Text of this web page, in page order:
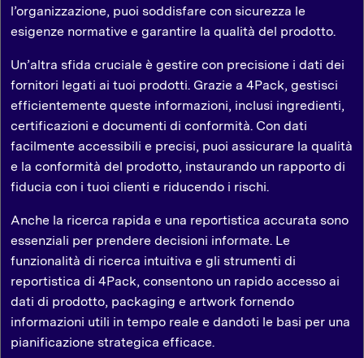
l’organizzazione, puoi soddisfare con sicurezza le
esigenze normative e garantire la qualità del prodotto.
Un’altra sfida cruciale è gestire con precisione i dati dei
fornitori legati ai tuoi prodotti. Grazie a 4Pack, gestisci
efficientemente queste informazioni, inclusi ingredienti,
certificazioni e documenti di conformità. Con dati
facilmente accessibili e precisi, puoi assicurare la qualità
e la conformità del prodotto, instaurando un rapporto di
fiducia con i tuoi clienti e riducendo i rischi.
Anche la ricerca rapida e una reportistica accurata sono
essenziali per prendere decisioni informate. Le
funzionalità di ricerca intuitiva e gli strumenti di
reportistica di 4Pack, consentono un rapido accesso ai
dati di prodotto, packaging e artwork fornendo
informazioni utili in tempo reale e dandoti le basi per una
pianificazione strategica efficace.